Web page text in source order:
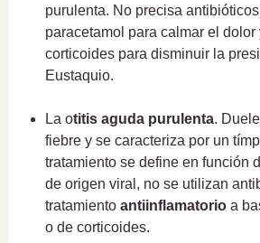
purulenta. No precisa
paracetamol para calmar el
corticoides para disminuir la
Eustaquio.
La otitis aguda purulenta.
fiebre y se caracteriza por un
tratamiento se define en función
de origen viral, no se utilizan
tratamiento antiinflamatorio a
o de corticoides.